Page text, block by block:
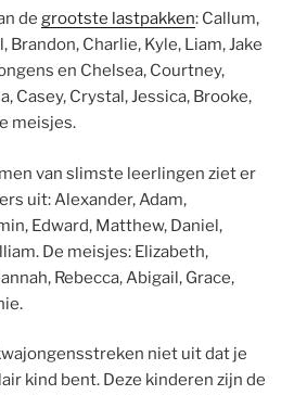
de grootste lastpakken: Callum,
Brandon, Charlie, Kyle, Liam, Jake
en Chelsea, Courtney,
Casey, Crystal, Jessica, Brooke,
meisjes.
van slimste leerlingen ziet er
uit: Alexander, Adam,
Edward, Matthew, Daniel,
De meisjes: Elizabeth,
Rebecca, Abigail, Grace,
niet uit dat je
kind bent. Deze kinderen zijn de